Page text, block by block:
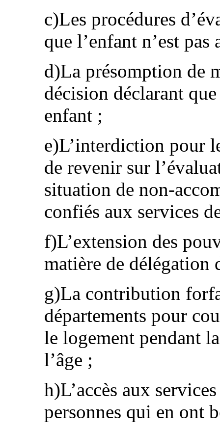
c)Les procédures
que l’enfant n’est pas
d)La présomption de
décision déclarant
enfant ;
e)L’interdiction pour
de revenir sur
situation de non-
confiés aux services
f)L’extension des
matière de délégation
g)La contribution
départements pour
le logement pendant
l’âge ;
h)L’accès aux
personnes qui en ont